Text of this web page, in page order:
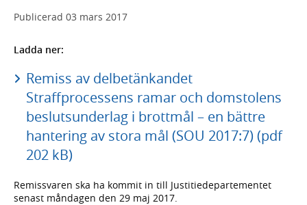
Publicerad 03 mars 2017
Ladda ner:
Remiss av delbetänkandet
Straffprocessens ramar och domstolens
beslutsunderlag i brottmål – en bättre
hantering av stora mål (SOU 2017:7) (pdf
202 kB)
Remissvaren ska ha kommit in till Justitiedepartementet
senast måndagen den 29 maj 2017.